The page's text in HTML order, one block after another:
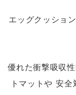
エッグクッショ
優れた衝撃吸収
トマットや 安